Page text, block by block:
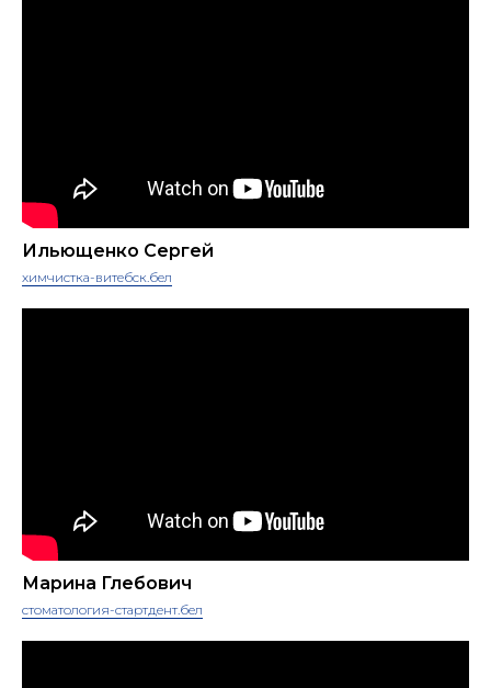
Ильющенко Сергей
химчистка-витебск.бел
Марина Глебович
стоматология-стартдент.бел